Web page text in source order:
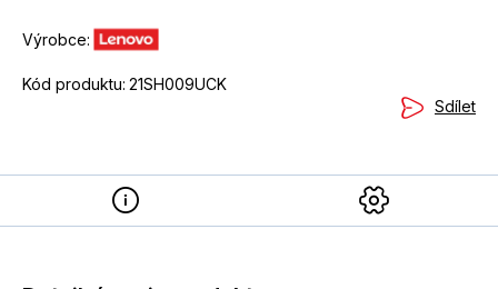
Výrobce:
Kód produktu: 21SH009UCK
Sdílet